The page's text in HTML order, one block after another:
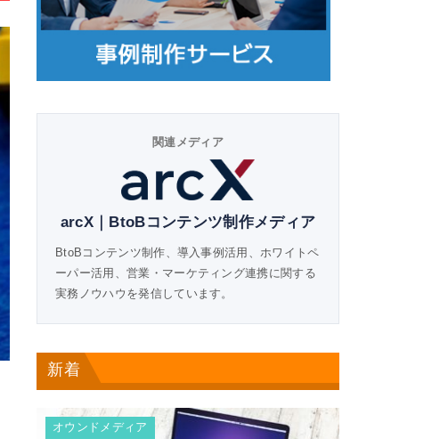
関連メディア
arcX｜BtoBコンテンツ制作メディア
BtoBコンテンツ制作、導入事例活用、ホワイトペ
ーパー活用、営業・マーケティング連携に関する
実務ノウハウを発信しています。
新着
オウンドメディア